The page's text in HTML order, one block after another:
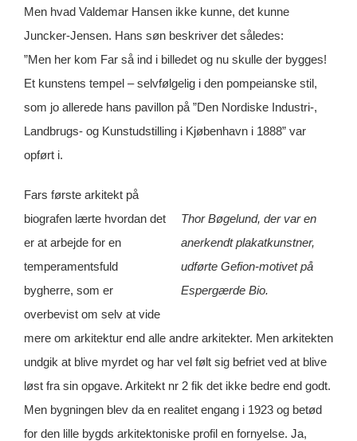
Men hvad Valdemar Hansen ikke kunne, det kunne
Juncker-Jensen. Hans søn beskriver det således:
”Men her kom Far så ind i billedet og nu skulle der bygges!
Et kunstens tempel – selvfølgelig i den pompeianske stil,
som jo allerede hans pavillon på ”Den Nordiske Industri-,
Landbrugs- og Kunstudstilling i Kjøbenhavn i 1888” var
opført i.
Thor Bøgelund, der var en
anerkendt plakatkunstner,
udførte Gefion-motivet på
Espergærde Bio.
Fars første arkitekt på
biografen lærte hvordan det
er at arbejde for en
temperamentsfuld
bygherre, som er
overbevist om selv at vide
mere om arkitektur end alle andre arkitekter. Men arkitekten
undgik at blive myrdet og har vel følt sig befriet ved at blive
løst fra sin opgave. Arkitekt nr 2 fik det ikke bedre end godt.
Men bygningen blev da en realitet engang i 1923 og betød
for den lille bygds arkitektoniske profil en fornyelse. Ja,